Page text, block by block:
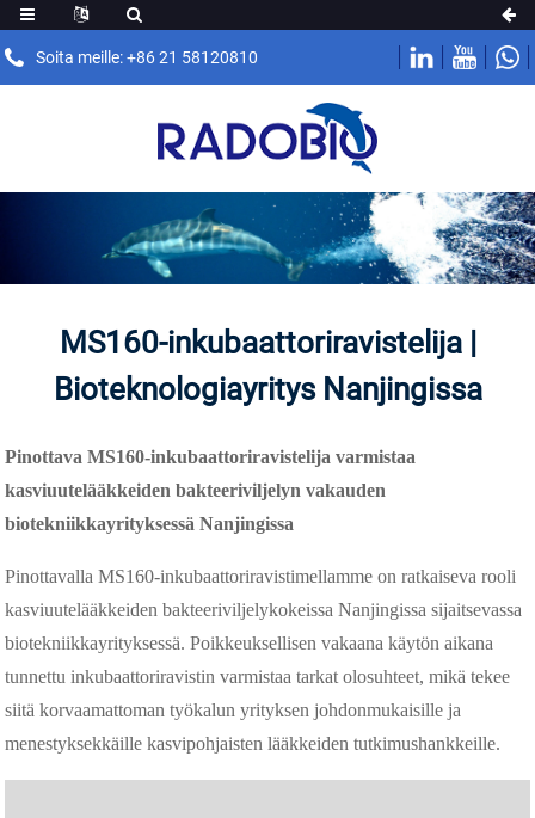
Soita meille: +86 21 58120810
MS160-inkubaattoriravistelija |
Bioteknologiayritys Nanjingissa
Pinottava MS160-inkubaattoriravistelija varmistaa
kasviuutelääkkeiden bakteeriviljelyn vakauden
biotekniikkayrityksessä Nanjingissa
Pinottavalla MS160-inkubaattoriravistimellamme on ratkaiseva rooli
kasviuutelääkkeiden bakteeriviljelykokeissa Nanjingissa sijaitsevassa
biotekniikkayrityksessä. Poikkeuksellisen vakaana käytön aikana
tunnettu inkubaattoriravistin varmistaa tarkat olosuhteet, mikä tekee
siitä korvaamattoman työkalun yrityksen johdonmukaisille ja
menestyksekkäille kasvipohjaisten lääkkeiden tutkimushankkeille.